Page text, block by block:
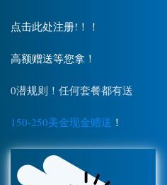
点击此处注册!！！
高额赠送等您拿！
0潜规则！任何套餐都有送
150-250美金现金赠送 ！